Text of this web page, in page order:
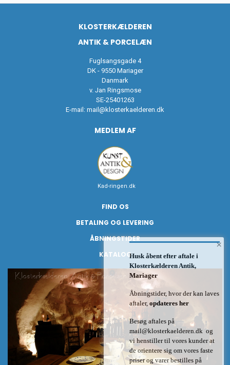
KLOSTERKÆLDEREN
ANTIK & PORCELÆN
Fuglsangsgade 4
DK - 9550 Mariager
Danmark
v. Jan Ringsmose
SE-25401263
E-mail: mail@klosterkaelderen.dk
MEDLEM AF
Kad-ringen.dk
FIND OS
BETALING OG LEVERING
ÅBNINGSTIDER
KATALOG
×
Husk åbent efter aftale i
Klosterkælderen Antik,
Mariager
Åbningstider, hvor der kan laves
aftaler, opdateres her
Besøg aftales på
mail@klosterkaelderen.dk og
vi henstiller til vores kunder at
de orientere sig om vores faste
priser og varer bestilles på